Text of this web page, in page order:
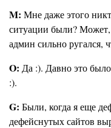
M: Мне даже этого
ситуации были?
админ сильно ругался,
O: Да :). Давно это
:).
G: Были, когда я еще
дефейснутых сайтов